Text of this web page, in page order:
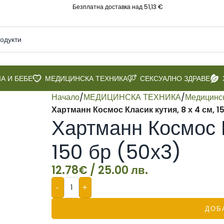
Безплатна доставка над 51,13 €
И БЕБЕ МЕДИЦИНСКА ТЕХНИКА СЕКСУАЛНО ЗДРАВЕ
Начало/МЕДИЦИНСКА ТЕХНИКА/
Хартманн Космос Класик кутия, 8 х 4 см,
Хартманн Космос
150 бр (50х3)
12.78€ / 25.00 лв.
- +